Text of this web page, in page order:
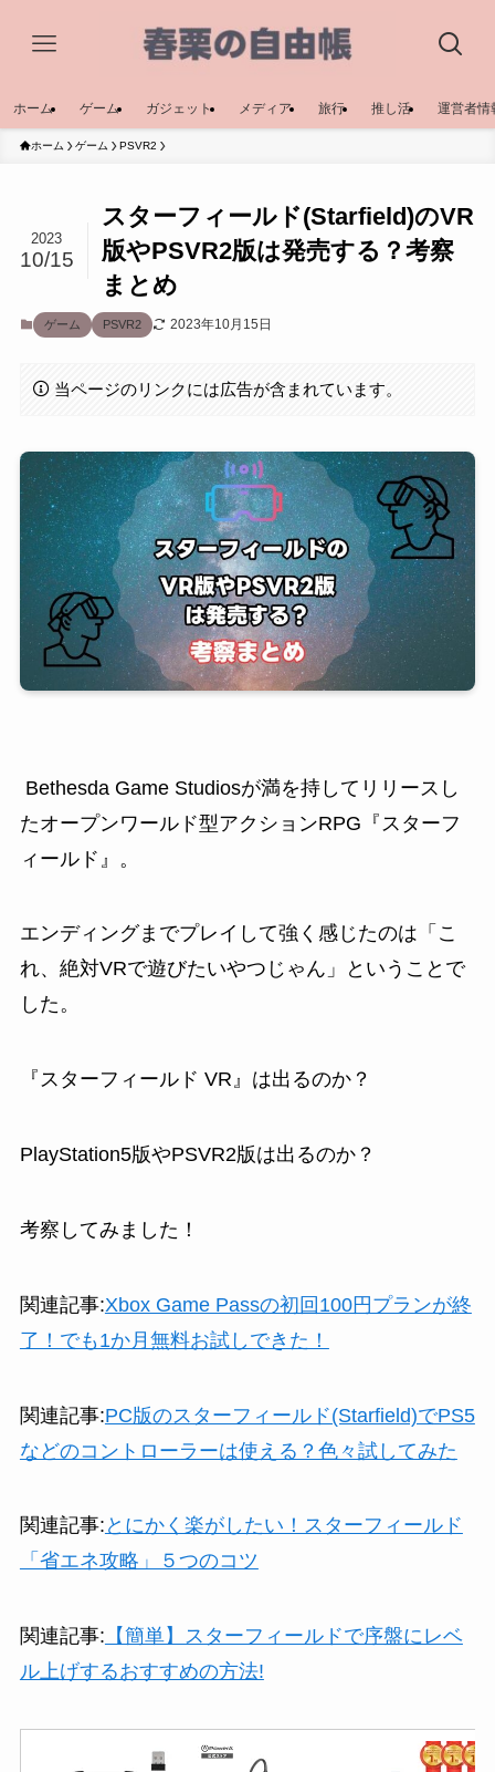
ホーム ゲーム ガジェット メディア 旅行 推し活 運営者情
ホーム ゲーム PSVR2
スターフィールド(Starfield)のVR
版やPSVR2版は発売する？考察
まとめ
2023
10/15
ゲーム PSVR2 2023年10月15日
当ページのリンクには広告が含まれています。
Bethesda Game Studiosが満を持してリリースし
たオープンワールド型アクションRPG『スターフ
ィールド』。
エンディングまでプレイして強く感じたのは「こ
れ、絶対VRで遊びたいやつじゃん」ということで
した。
『スターフィールド VR』は出るのか？
PlayStation5版やPSVR2版は出るのか？
考察してみました！
関連記事:Xbox Game Passの初回100円プランが終
了！でも1か月無料お試しできた！
関連記事:PC版のスターフィールド(Starfield)でPS5
などのコントローラーは使える？色々試してみた
関連記事: とにかく楽がしたい！スターフィールド
「省エネ攻略」５つのコツ
関連記事: 【簡単】スターフィールドで序盤にレベ
ル上げするおすすめの方法!